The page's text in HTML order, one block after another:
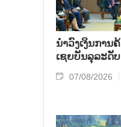
ນຳ​ວົງ​ເງິນ​ການ​
ເຊຍ​ບັນ​ລຸ​ລະ​ດັບ
07/08/2026